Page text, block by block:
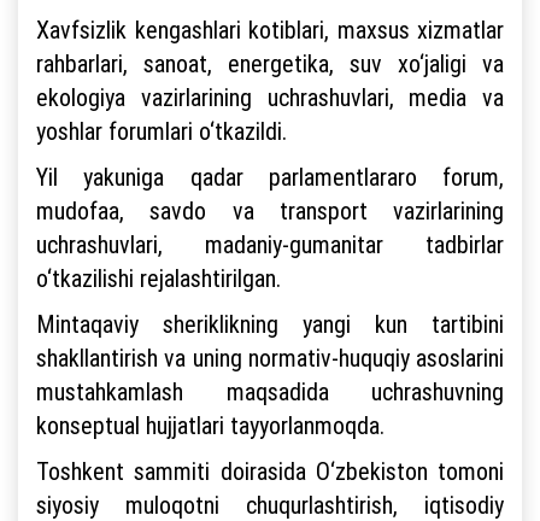
Xavfsizlik kengashlari kotiblari, maxsus xizmatlar
rahbarlari, sanoat, energetika, suv xo‘jaligi va
ekologiya vazirlarining uchrashuvlari, media va
yoshlar forumlari o‘tkazildi.
Yil yakuniga qadar parlamentlararo forum,
mudofaa, savdo va transport vazirlarining
uchrashuvlari, madaniy-gumanitar tadbirlar
o‘tkazilishi rejalashtirilgan.
Mintaqaviy sheriklikning yangi kun tartibini
shakllantirish va uning normativ-huquqiy asoslarini
mustahkamlash maqsadida uchrashuvning
konseptual hujjatlari tayyorlanmoqda.
Toshkent sammiti doirasida O‘zbekiston tomoni
siyosiy muloqotni chuqurlashtirish, iqtisodiy